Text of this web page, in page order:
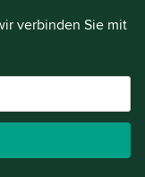
verbinden Sie mit